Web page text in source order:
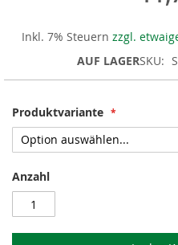
Inkl. 7% Steuern zzgl.
AUF LAGERSKU
Produktvariante
Anzahl